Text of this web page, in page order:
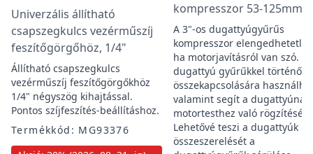
Univerzális állítható
csapszegkulcs vezérműszíj
feszítőgörgőhöz, 1/4"
Állítható csapszegkulcs
vezérműszíj feszítőgörgőkhöz
1/4" négyszög kihajtással.
Pontos szíjfeszítés-beállításhoz.
Termékkód: MG93376
kompresszor 53-125mm
A 3"-os dugattyúgyűrűs
kompresszor
ha motorjavításról van szó. A
dugattyú gyűrűkkel történő
összekapcsolására
valamint segít a dugattyúnak
motortesthez való
Lehetővé teszi a dugattyúk
összeszerelését a